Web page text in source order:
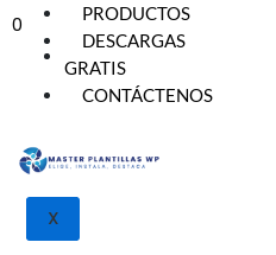
PRODUCTOS
DESCARGAS
GRATIS
CONTÁCTENOS
X
0